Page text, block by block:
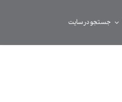
جستجو در سایت